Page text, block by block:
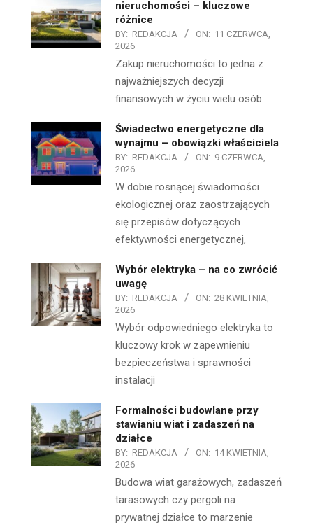
nieruchomości – kluczowe
różnice
BY: REDAKCJA ON: 11 CZERWCA,
2026
Zakup nieruchomości to jedna z
najważniejszych decyzji
finansowych w życiu wielu osób.
Świadectwo energetyczne dla
wynajmu – obowiązki właściciela
BY: REDAKCJA ON: 9 CZERWCA,
2026
W dobie rosnącej świadomości
ekologicznej oraz zaostrzających
się przepisów dotyczących
efektywności energetycznej,
Wybór elektryka – na co zwrócić
uwagę
BY: REDAKCJA ON: 28 KWIETNIA,
2026
Wybór odpowiedniego elektryka to
kluczowy krok w zapewnieniu
bezpieczeństwa i sprawności
instalacji
Formalności budowlane przy
stawianiu wiat i zadaszeń na
działce
BY: REDAKCJA ON: 14 KWIETNIA,
2026
Budowa wiat garażowych, zadaszeń
tarasowych czy pergoli na
prywatnej działce to marzenie